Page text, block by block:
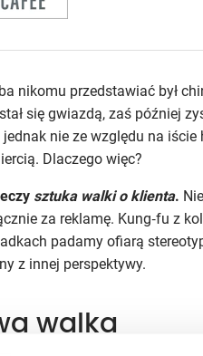
nikomu przedstawiać był
się gwiazdą, zaś później
jednak nie ze względu na
Dlaczego więc?
sztuka walki o klienta.
za reklamę. Kung‑fu z
padamy ofiarą
z innej perspektywy.
walka